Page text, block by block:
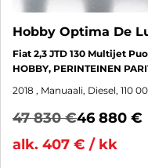
Hobby Optima De
Fiat 2,3 JTD 130 Multijet
HOBBY, PERINTEINEN
2018 , Manuaali, Diesel, 110
47 830 €46 880 €
alk. 407 € / kk